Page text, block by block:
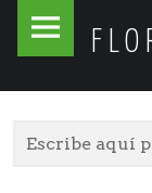
Flora
Skip